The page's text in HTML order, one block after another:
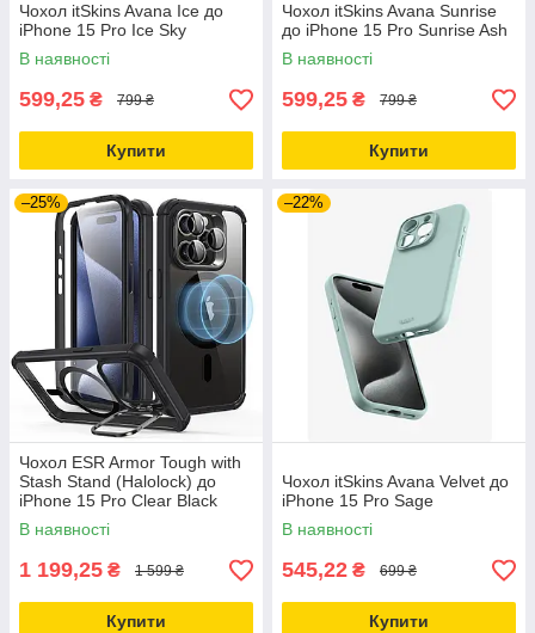
Чохол itSkins Avana Ice до
iPhone 15 Pro Ice Sky
В наявності
599,25 ₴ 799 ₴
Купити
Чохол itSkins Avana Sunrise
до iPhone 15 Pro Sunrise Ash
В наявності
599,25 ₴ 799 ₴
Купити
–25%
Чохол ESR Armor Tough with
Stash Stand (Halolock) до
iPhone 15 Pro Clear Black
(1A6780102)
В наявності
1 199,25 ₴ 1 599 ₴
Купити
–22%
Чохол itSkins Avana Velvet до
iPhone 15 Pro Sage
В наявності
545,22 ₴ 699 ₴
Купити